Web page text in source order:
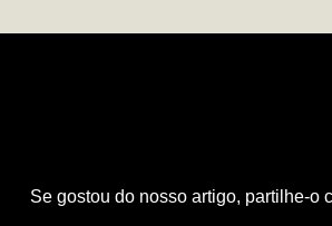
Se gostou do nosso artigo, partilhe-o